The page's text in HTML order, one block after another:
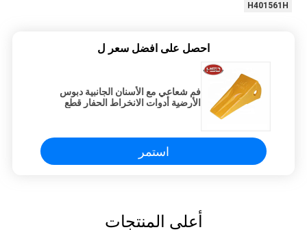
H401561H
احصل على افضل سعر ل
فم شعاعي مع الأسنان الجانبية دبوس
الأرضية أدوات الانخراط الحفار قطع
استمر
أعلى المنتجات